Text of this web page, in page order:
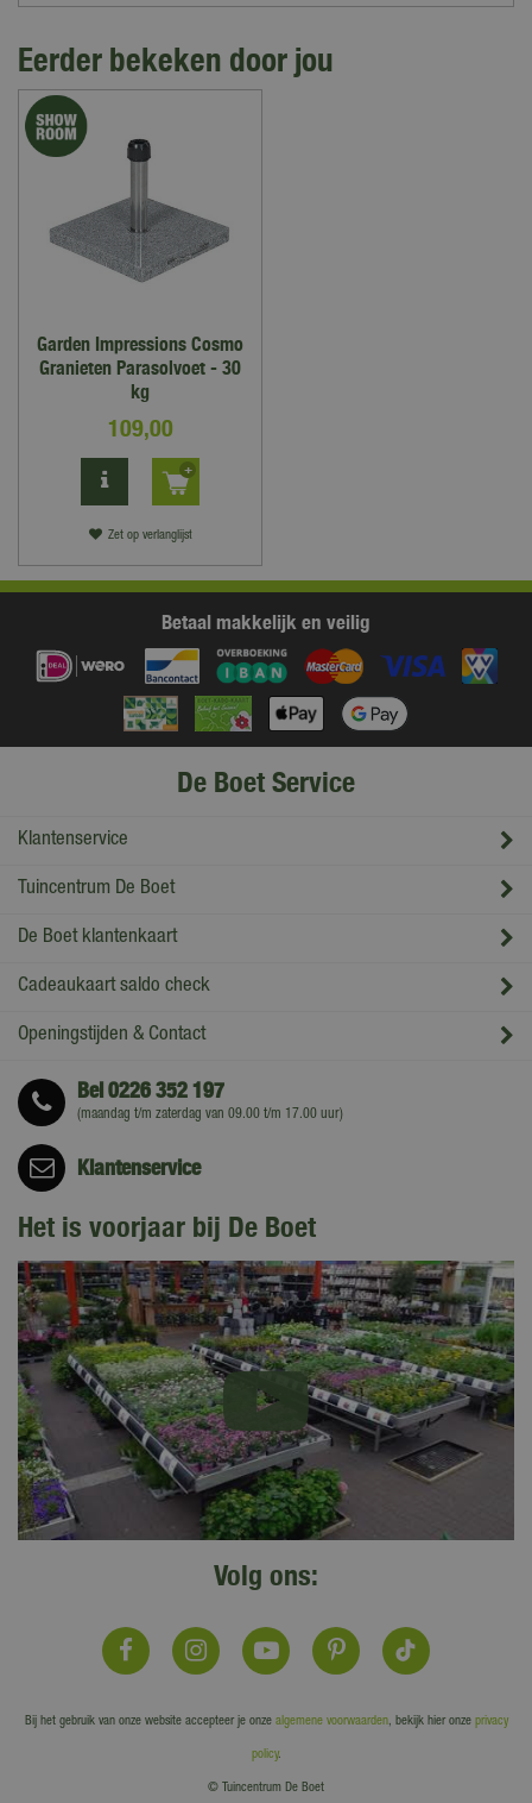
Eerder bekeken door jou
Garden Impressions Cosmo
Granieten Parasolvoet - 30
kg
109,00
Zet op verlanglijst
Betaal makkelijk en veilig
De Boet Service
Klantenservice
Tuincentrum De Boet
De Boet klantenkaart
Cadeaukaart saldo check
Openingstijden & Contact
Bel0226 352 197
(maandag t/m zaterdag van 09.00 t/m 17.00 uur)
Klantenservice
Het is voorjaar bij De Boet
Volg ons:
Bij het gebruik van onze website accepteer je onze algemene voorwaarden, bekijk hier onze privacy
policy.
© Tuincentrum De Boet